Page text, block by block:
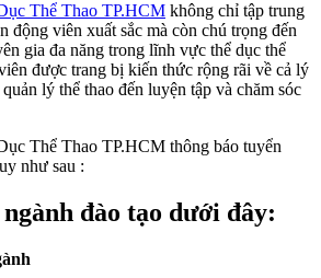
Thể Thao TP.HCM không chỉ tập trung
động viên xuất sắc mà còn chú trọng đến
gia đa năng trong lĩnh vực thể dục thể
được trang bị kiến thức rộng rãi về cả lý
lý thể thao đến luyện tập và chăm sóc
Thể Thao TP.HCM thông báo tuyển
như sau :
đào tạo dưới đây: